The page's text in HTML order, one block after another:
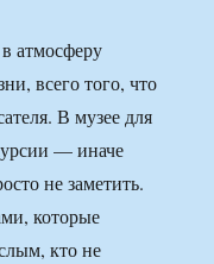
атмосферу
всего того, что
В музее для
— иначе
не заметить.
которые
кто не